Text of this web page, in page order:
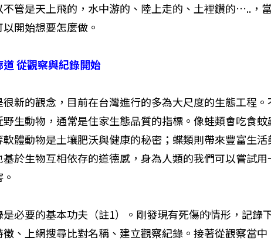
不管是天上飛的，水中游的、陸上走的、土裡鑽的…..，
開始想要怎麼做。
從觀察與紀錄開始
很新的觀念，目前在台灣進行的多為大尺度的生態工程
野生動物，通常是住家生態品質的指標。像蛙類會吃食
軟體動物是土壤肥沃與健康的秘密；蝶類則帶來豐富生
於生物互相依存的道德感，身為人類的我們可以嘗試
必要的基本功夫（註1）。剛發現有死傷的情形，記錄
徵、上網搜尋比對名稱、建立觀察紀錄。接著從觀察當